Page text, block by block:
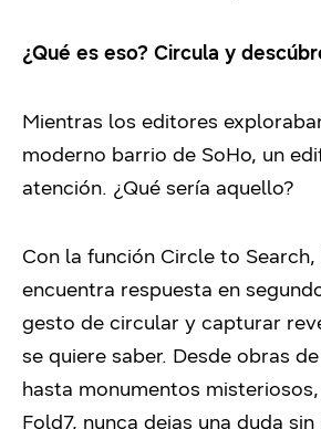
¿Qué es eso? Circula y
Mientras los editores
moderno barrio de SoHo, un
atención. ¿Qué sería aquello?
Con la función Circle to
encuentra respuesta en
gesto de circular y capturar
se quiere saber. Desde obras
hasta monumentos
Fold7, nunca dejas una duda